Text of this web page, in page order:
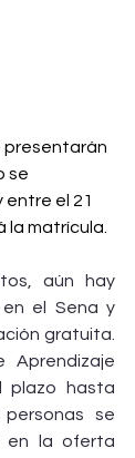
presentarán
se
el 21
la matrícula.
aún hay
en el Sena y
gratuita.
Aprendizaje
plazo hasta
se
en la oferta